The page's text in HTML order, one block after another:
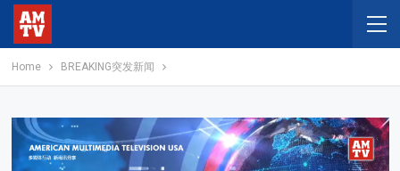
Home BREAKING突发新闻